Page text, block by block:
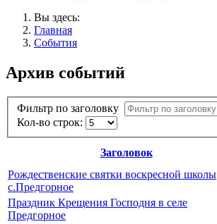
Вы здесь:
Главная
События
Архив событий
Фильтр по заголовку
Кол-во строк:
Заголовок
Рождественские святки воскресной школы
с.Предгорное
Праздник Крещения Господня в селе
Предгорное